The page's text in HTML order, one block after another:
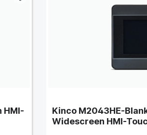
HMI-
Kinco M2043HE-
Widescreen HMI-